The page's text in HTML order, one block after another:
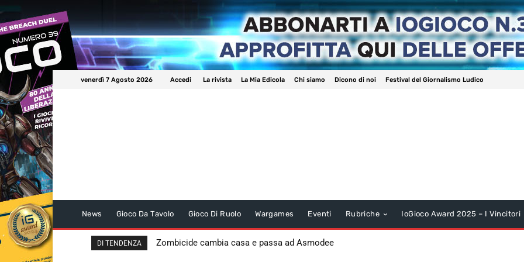
venerdì 7 Agosto 2026 Accedi La rivista La Mia Edicola Chi siamo Dicono di noi Festival del Giornalismo Ludico
News Gioco Da Tavolo Gioco Di Ruolo Wargames Eventi Rubriche IoGioco Award 2025 – I Vincitori
DI TENDENZA Zombicide cambia casa e passa ad Asmodee